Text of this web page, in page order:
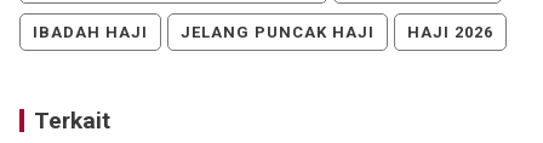
IBADAH HAJI JELANG PUNCAK HAJI HAJI 2026
Terkait